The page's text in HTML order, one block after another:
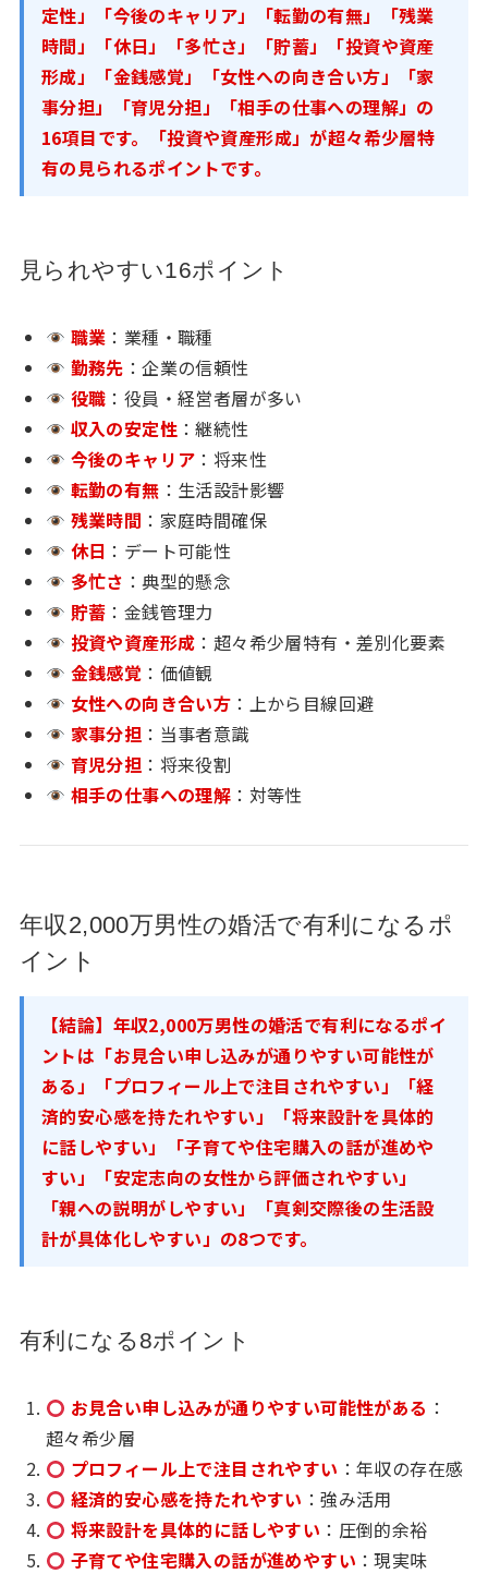
定性」「今後のキャリア」「転勤の有無」「残業
時間」「休日」「多忙さ」「貯蓄」「投資や資産
形成」「金銭感覚」「女性への向き合い方」「家
事分担」「育児分担」「相手の仕事への理解」の
16項目です。「投資や資産形成」が超々希少層特
有の見られるポイントです。
見られやすい16ポイント
職業 ：業種・職種
勤務先 ：企業の信頼性
役職 ：役員・経営者層が多い
収入の安定性：継続性
今後のキャリア ：将来性
転勤の有無 ：生活設計影響
残業時間 ：家庭時間確保
休日 ：デート可能性
多忙さ ：典型的懸念
貯蓄 ：金銭管理力
投資や資産形成 ：超々希少層特有・差別化要素
金銭感覚 ：価値観
女性への向き合い方 ：上から目線回避
家事分担 ：当事者意識
育児分担 ：将来役割
相手の仕事への理解 ：対等性
年収2,000万男性の婚活で有利になるポ
イント
【結論】年収2,000万男性の婚活で有利になるポイ
ントは「お見合い申し込みが通りやすい可能性が
ある」「プロフィール上で注目されやすい」「経
済的安心感を持たれやすい」「将来設計を具体的
に話しやすい」「子育てや住宅購入の話が進めや
すい」「安定志向の女性から評価されやすい」
「親への説明がしやすい」「真剣交際後の生活設
計が具体化しやすい」の8つです。
有利になる8ポイント
お見合い申し込みが通りやすい可能性がある ：
超々希少層
プロフィール上で注目されやすい ：年収の存在感
経済的安心感を持たれやすい ：強み活用
将来設計を具体的に話しやすい ：圧倒的余裕
子育てや住宅購入の話が進めやすい ：現実味